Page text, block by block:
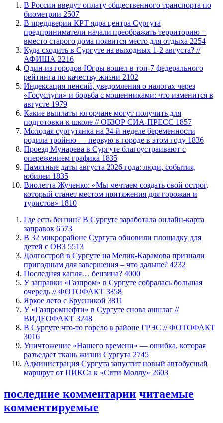
В России введут оплату общественного транспорта по
биометрии 2507
​В преддверии КРТ ядра центра Сургута
предприниматели начали преображать территорию −
вместо старого дома появится место для отдыха 2254
​Куда сходить в Сургуте на выходных 1-2 августа? //
АФИША 2216
Один из городов Югры вошел в топ-7 федерального
рейтинга по качеству жизни 2102
​Индексация пенсий, уведомления о налогах через
«Госуслуги» и борьба с мошенниками: что изменится в
августе 1979
Какие выплаты югорчане могут получить для
подготовки к школе // ОБЗОР СИА-ПРЕСС 1857
Молодая сургутянка на 34-й неделе беременности
родила тройню — первую в городе в этом году 1836
​Проезд Мунарева в Сургуте благоустраивают с
опережением графика 1835
​Памятные даты августа 2026 года: люди, события,
юбилеи 1835
Виолетта Жученко: «Мы мечтаем создать свой острог,
который станет местом притяжения для горожан и
туристов» 1810
​Где есть бензин? В Сургуте заработала онлайн-карта
заправок 6573
В 32 микрорайоне Сургута обновили площадку для
детей с ОВЗ 5513
​Долгострой в Сургуте на Мелик-Карамова признали
пригодным для завершения ‒ что дальше? 4232
​Последняя капля… бензина? 4000
​У заправки «Газпром» в Сургуте собралась большая
очередь // ФОТОФАКТ 3858
Яркое лето с Брусникой 3811
У «Газпромнефти» в Сургуте снова аншлаг //
ВИДЕОФАКТ 3248
​В Сургуте что-то горело в районе ГРЭС // ФОТОФАКТ
3016
​Уничтожение «Нашего времени» — ошибка, которая
разъедает ткань жизни Сургута 2745
​Администрация Сургута запустит новый автобусный
маршрут от ПИКСа к «Сити Моллу» 2603
последние комментарии читаемые
комментируемые